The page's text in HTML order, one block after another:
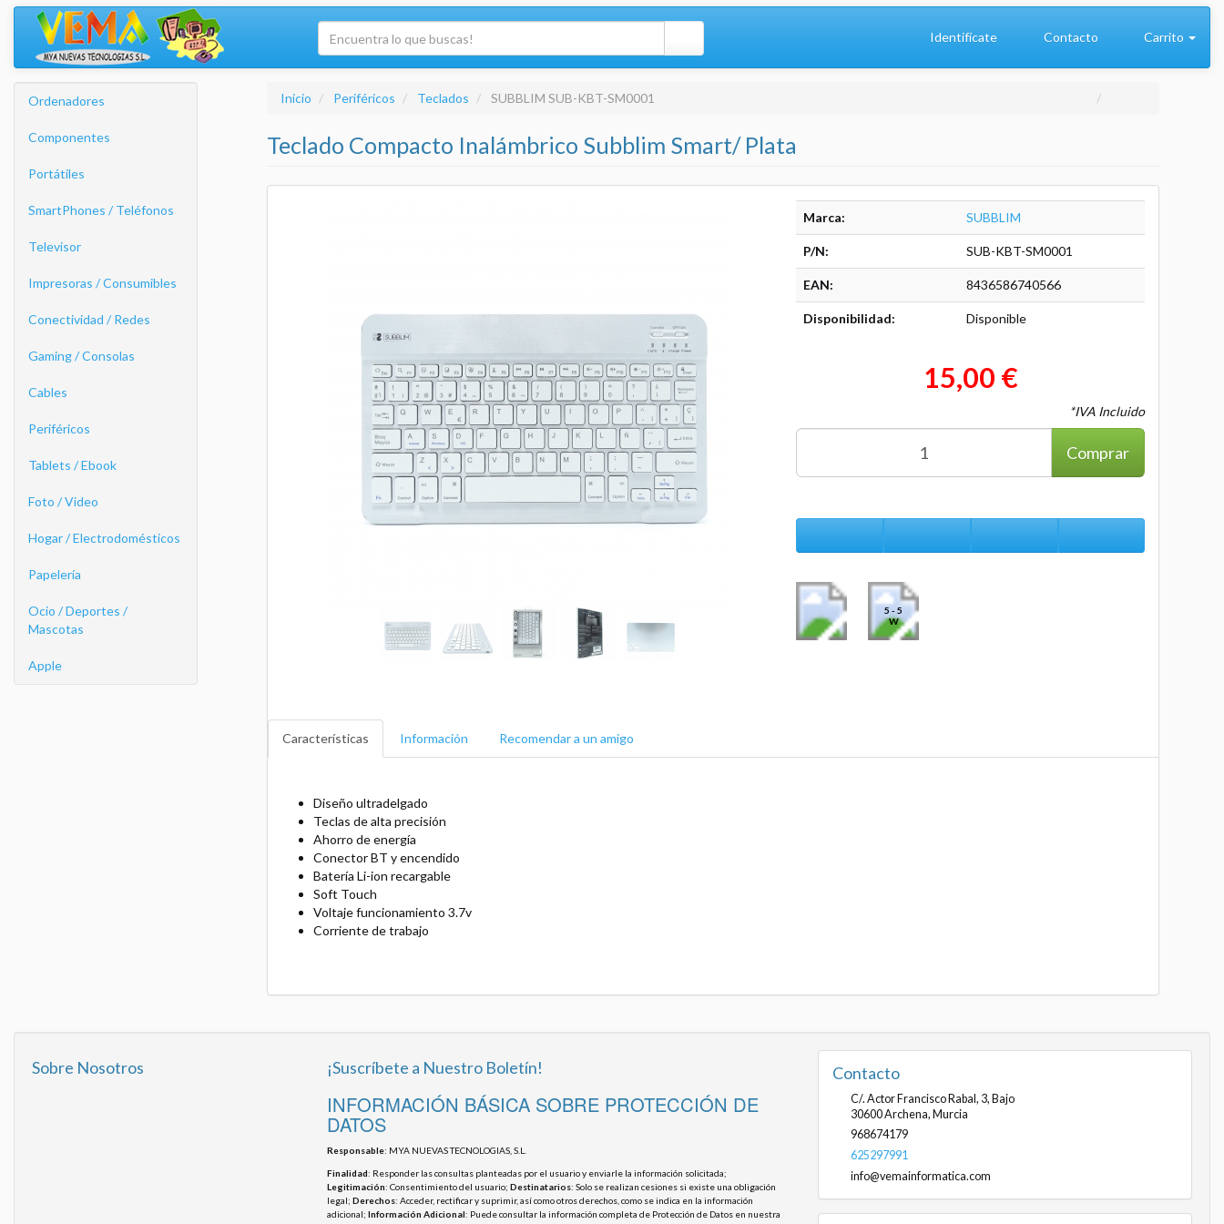
Identifícate Contacto Carrito
Ordenadores
Componentes
Portátiles
SmartPhones / Teléfonos
Televisor
Impresoras / Consumibles
Conectividad / Redes
Gaming / Consolas
Cables
Periféricos
Tablets / Ebook
Foto / Video
Hogar / Electrodomésticos
Papelería
Ocio / Deportes /
Mascotas
Apple
Inicio Periféricos Teclados SUBBLIM SUB-KBT-SM0001
Teclado Compacto Inalámbrico Subblim Smart/ Plata
Marca: SUBBLIM
P/N: SUB-KBT-SM0001
EAN: 8436586740566
Disponibilidad: Disponible
15,00 €
*IVA Incluido
Comprar
5 - 5
W
Características Información Recomendar a un amigo
Diseño ultradelgado
Teclas de alta precisión
Ahorro de energía
Conector BT y encendido
Batería Li-ion recargable
Soft Touch
Voltaje funcionamiento 3.7v
Corriente de trabajo
Sobre Nosotros ¡Suscríbete a Nuestro Boletín!
INFORMACIÓN BÁSICA SOBRE PROTECCIÓN DE
DATOS
Responsable: MYA NUEVAS TECNOLOGIAS, S.L.
Finalidad: Responder las consultas planteadas por el usuario y enviarle la información solicitada;
Legitimación: Consentimiento del usuario; Destinatarios: Solo se realizan cesiones si existe una obligación
legal; Derechos: Acceder, rectificar y suprimir, así como otros derechos, como se indica en la información
adicional; Información Adicional: Puede consultar la información completa de Protección de Datos en nuestra
Contacto
C/. Actor Francisco Rabal, 3, Bajo
30600Archena, Murcia
968674179
625297991
info@vemainformatica.com